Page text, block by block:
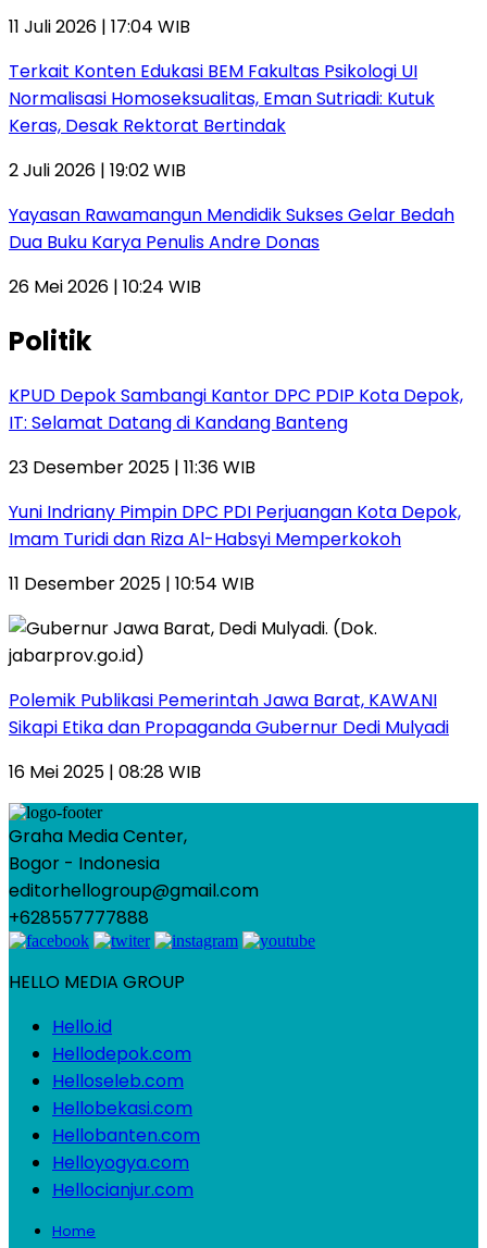
11 Juli 2026 | 17:04 WIB
Terkait Konten Edukasi BEM Fakultas Psikologi UI
Normalisasi Homoseksualitas, Eman Sutriadi: Kutuk
Keras, Desak Rektorat Bertindak
2 Juli 2026 | 19:02 WIB
Yayasan Rawamangun Mendidik Sukses Gelar Bedah
Dua Buku Karya Penulis Andre Donas
26 Mei 2026 | 10:24 WIB
Politik
KPUD Depok Sambangi Kantor DPC PDIP Kota Depok,
IT: Selamat Datang di Kandang Banteng
23 Desember 2025 | 11:36 WIB
Yuni Indriany Pimpin DPC PDI Perjuangan Kota Depok,
Imam Turidi dan Riza Al-Habsyi Memperkokoh
11 Desember 2025 | 10:54 WIB
Polemik Publikasi Pemerintah Jawa Barat, KAWANI
Sikapi Etika dan Propaganda Gubernur Dedi Mulyadi
16 Mei 2025 | 08:28 WIB
Graha Media Center,
Bogor - Indonesia
editorhellogroup@gmail.com
+628557777888
HELLO MEDIA GROUP
Hello.id
Hellodepok.com
Helloseleb.com
Hellobekasi.com
Hellobanten.com
Helloyogya.com
Hellocianjur.com
Home